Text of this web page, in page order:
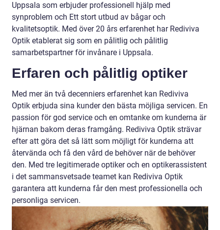
Uppsala som erbjuder professionell hjälp med
synproblem och Ett stort utbud av bågar och
kvalitetsoptik. Med över 20 års erfarenhet har Rediviva
Optik etablerat sig som en pålitlig och pålitlig
samarbetspartner för invånare i Uppsala.
Erfaren och pålitlig optiker
Med mer än två decenniers erfarenhet kan Rediviva
Optik erbjuda sina kunder den bästa möjliga servicen. En
passion för god service och en omtanke om kunderna är
hjärnan bakom deras framgång. Rediviva Optik strävar
efter att göra det så lätt som möjligt för kunderna att
återvända och få den vård de behöver när de behöver
den. Med tre legitimerade optiker och en optikerassistent
i det sammansvetsade teamet kan Rediviva Optik
garantera att kunderna får den mest professionella och
personliga servicen.